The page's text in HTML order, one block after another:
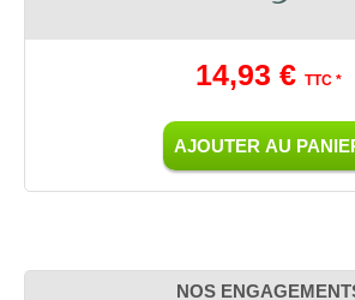
14,93 € TTC *
AJOUTER AU
NOS